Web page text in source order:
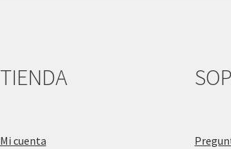
TIENDA
Mi cuenta